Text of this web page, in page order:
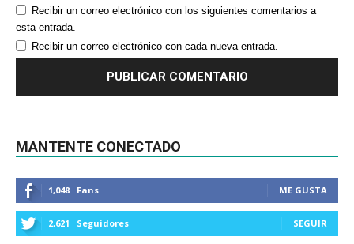
Recibir un correo electrónico con los siguientes comentarios a
esta entrada.
Recibir un correo electrónico con cada nueva entrada.
MANTENTE CONECTADO
1,048 Fans ME GUSTA
2,621 Seguidores SEGUIR